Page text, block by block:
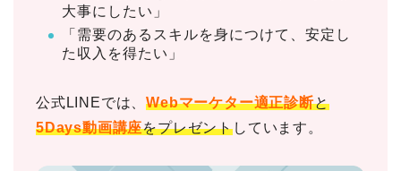
大事にしたい」
「需要のあるスキルを身につけて、安定し
た収入を得たい」
公式LINEでは、Webマーケター適正診断と
5Days動画講座をプレゼントしています。